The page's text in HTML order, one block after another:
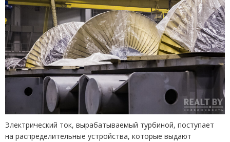
Электрический ток, вырабатываемый турбиной, поступает
на распределительные устройства, которые выдают